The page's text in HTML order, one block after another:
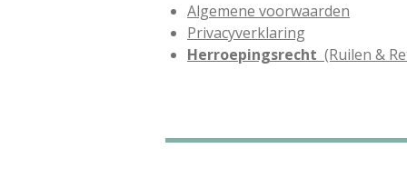
Algemene voorwaarden
Privacyverklaring
Herroepingsrecht (Ruilen &